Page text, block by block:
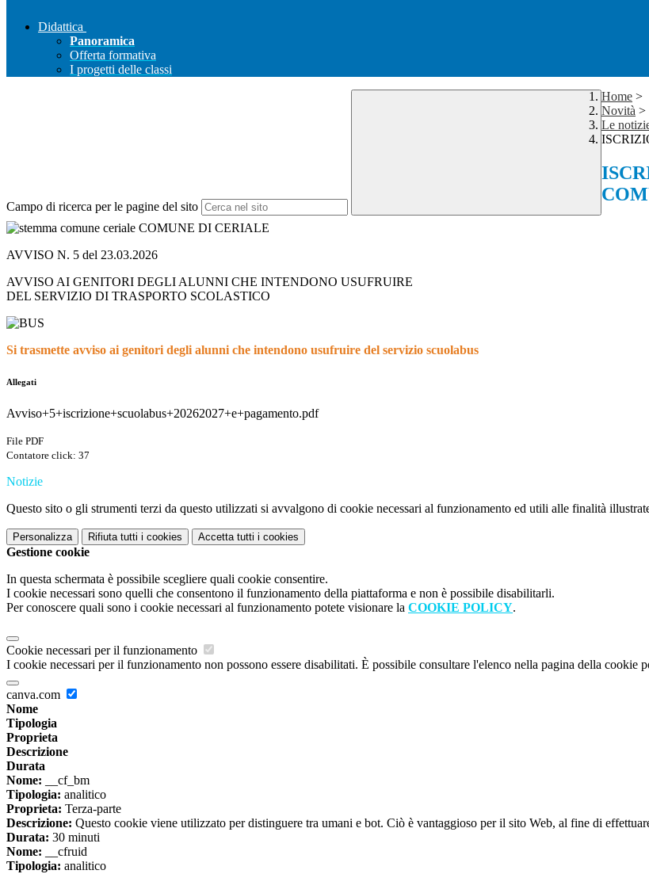
Didattica
Panoramica
Offerta formativa
I progetti delle classi
Campo di ricerca per le pagine del sito
Home >
Novità >
Le
COMUNE DI CERIALE
AVVISO N. 5 del 23.03.2026
AVVISO AI GENITORI DEGLI ALUNNI CHE INTENDONO USUFRUIRE
DEL SERVIZIO DI TRASPORTO SCOLASTICO
Si trasmette avviso ai genitori degli alunni che intendono usufruire del servizio scuolabus
Allegati
Avviso+5+iscrizione+scuolabus+20262027+e+pagamento.pdf
File PDF
Contatore click: 37
Notizie
Questo sito o gli strumenti terzi da questo utilizzati si avvalgono di cookie necessari al funzionamento ed utili alle finalità
Personalizza Rifiuta tutti i cookies Accetta tutti i cookies
Gestione cookie
In questa schermata è possibile scegliere quali cookie consentire.
I cookie necessari sono quelli che consentono il funzionamento della piattaforma e non è possibile disabilitarli.
Per conoscere quali sono i cookie necessari al funzionamento potete visionare la COOKIE POLICY.
Cookie necessari per il funzionamento
I cookie necessari per il funzionamento non possono essere disabilitati. È possibile consultare l'elenco nella pagina della cookie
canva.com
Nome
Tipologia
Proprieta
Descrizione
Durata
Nome: __cf_bm
Tipologia: analitico
Proprieta: Terza-parte
Descrizione: Questo cookie viene utilizzato per distinguere tra umani e bot. Ciò è vantaggioso per il sito Web, al fine di
Durata: 30 minuti
Nome: __cfruid
Tipologia: analitico